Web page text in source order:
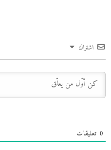
اشتراك
0 تعليقات